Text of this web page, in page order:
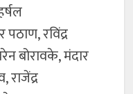
रविंद्र
बोरावके, मंदार